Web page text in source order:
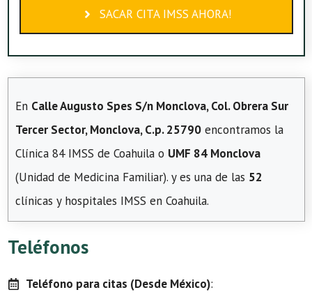
SACAR CITA IMSS AHORA!
En Calle Augusto Spes S/n Monclova, Col. Obrera Sur
Tercer Sector, Monclova, C.p. 25790 encontramos la
Clínica 84 IMSS de Coahuila o UMF 84 Monclova
(Unidad de Medicina Familiar). y es una de las 52
clínicas y hospitales IMSS en Coahuila.
Teléfonos
Teléfono para citas (Desde México):